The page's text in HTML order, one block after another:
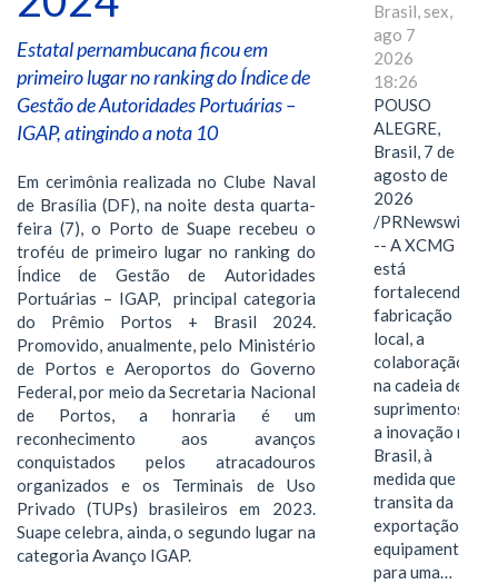
Estatal pernambucana ficou em
primeiro lugar no ranking do Índice de
Gestão de Autoridades Portuárias –
IGAP, atingindo a nota 10
Em cerimônia realizada no Clube Naval
de Brasília (DF), na noite desta quarta-
feira (7), o Porto de Suape recebeu o
troféu de primeiro lugar no ranking do
Índice de Gestão de Autoridades
Portuárias – IGAP, principal categoria
do Prêmio Portos + Brasil 2024.
Promovido, anualmente, pelo Ministério
de Portos e Aeroportos do Governo
Federal, por meio da Secretaria Nacional
de Portos, a honraria é um
reconhecimento aos avanços
conquistados pelos atracadouros
organizados e os Terminais de Uso
Privado (TUPs) brasileiros em 2023.
Suape celebra, ainda, o segundo lugar na
categoria Avanço IGAP.
Brasil, sex,
ago 7
2026
18:26
POUSO
ALEGRE,
Brasil, 7 de
agosto de
2026
/PRNewswire/
-- A XCMG
está
fortalecendo a
fabricação
local, a
colaboração
na cadeia de
suprimentos e
a inovação no
Brasil, à
medida que
transita da
exportação de
equipamentos
para uma…